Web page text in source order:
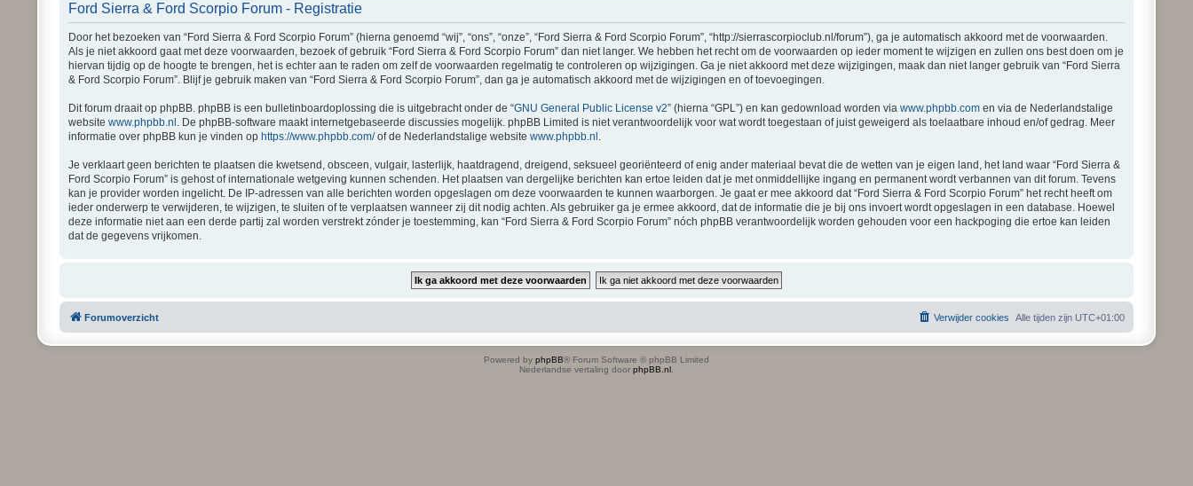
Ford Sierra & Ford Scorpio Forum - Registratie
Door het bezoeken van “Ford Sierra & Ford Scorpio Forum” (hierna genoemd “wij”, “ons”, “onze”, “Ford Sierra & Ford Scorpio Forum”, “http://sierrascorpioclub.nl/forum”), ga je automatisch akkoord met de voorwaarden.
Als je niet akkoord gaat met deze voorwaarden, bezoek of gebruik “Ford Sierra & Ford Scorpio Forum” dan niet langer. We hebben het recht om de voorwaarden op ieder moment te wijzigen en zullen ons best doen om je
hiervan tijdig op de hoogte te brengen, het is echter aan te raden om zelf de voorwaarden regelmatig te controleren op wijzigingen. Ga je niet akkoord met deze wijzigingen, maak dan niet langer gebruik van “Ford Sierra
& Ford Scorpio Forum”. Blijf je gebruik maken van “Ford Sierra & Ford Scorpio Forum”, dan ga je automatisch akkoord met de wijzigingen en of toevoegingen.
Dit forum draait op phpBB. phpBB is een bulletinboardoplossing die is uitgebracht onder de “GNU General Public License v2” (hierna “GPL”) en kan gedownload worden viawww.phpbb.com en via de Nederlandstalige
websitewww.phpbb.nl . De phpBB-software maakt internetgebaseerde discussies mogelijk. phpBB Limited is niet verantwoordelijk voor wat wordt toegestaan of juist geweigerd als toelaatbare inhoud en/of gedrag. Meer
informatie over phpBB kun je vinden op https://www.phpbb.com/of de Nederlandstalige websitewww.phpbb.nl .
Je verklaart geen berichten te plaatsen die kwetsend, obsceen, vulgair, lasterlijk, haatdragend, dreigend, seksueel georiënteerd of enig ander materiaal bevat die de wetten van je eigen land, het land waar “Ford Sierra &
Ford Scorpio Forum” is gehost of internationale wetgeving kunnen schenden. Het plaatsen van dergelijke berichten kan ertoe leiden dat je met onmiddellijke ingang en permanent wordt verbannen van dit forum. Tevens
kan je provider worden ingelicht. De IP-adressen van alle berichten worden opgeslagen om deze voorwaarden te kunnen waarborgen. Je gaat er mee akkoord dat “Ford Sierra & Ford Scorpio Forum” het recht heeft om
ieder onderwerp te verwijderen, te wijzigen, te sluiten of te verplaatsen wanneer zij dit nodig achten. Als gebruiker ga je ermee akkoord, dat de informatie die je bij ons invoert wordt opgeslagen in een database. Hoewel
deze informatie niet aan een derde partij zal worden verstrekt zónder je toestemming, kan “Ford Sierra & Ford Scorpio Forum” nóch phpBB verantwoordelijk worden gehouden voor een hackpoging die ertoe kan leiden
dat de gegevens vrijkomen.
Forumoverzicht Alle tijden zijn UTC+01:00
Verwijder cookies
Powered by phpBB® Forum Software © phpBB Limited
Nederlandse vertaling door phpBB.nl